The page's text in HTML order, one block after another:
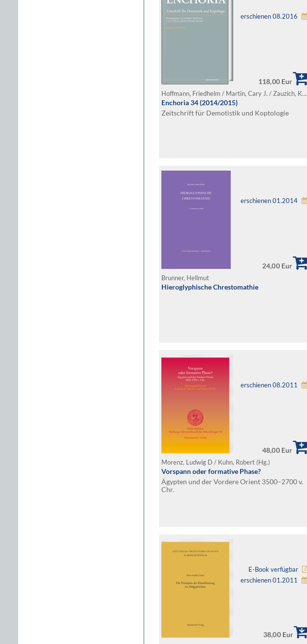
erschienen 08.2016
118,00 Eur
Hoffmann, Friedhelm / Martin, Cary J. / Zauzich, Karl-Theodor (Hg.)
Enchoria 34 (2014/2015)
Zeitschrift für Demotistik und Koptologie
erschienen 01.2014
24,00 Eur
Brunner, Hellmut
Hieroglyphische Chrestomathie
erschienen 08.2011
48,00 Eur
Morenz, Ludwig D / Kuhn, Robert (Hg.)
Vorspann oder formative Phase?
Ägypten und der Vordere Orient 3500–2700 v.
Chr.
E-Book verfügbar
erschienen 01.2011
38,00 Eur